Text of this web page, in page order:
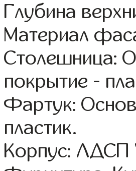
Глубина
Материал
Столешница:
покрытие -
Фартук:
пластик.
Корпус: ЛДСП